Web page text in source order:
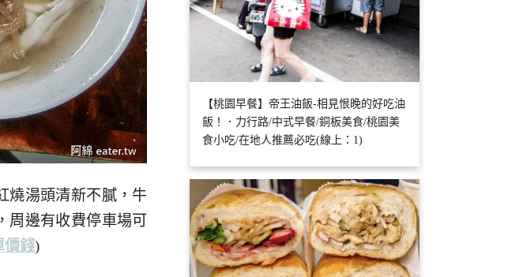
燒湯頭清新不膩，牛
周邊有收費停車場可
價錢)
【桃園早餐】帝王油飯‬-相見恨晚的好吃油
飯！．力行路/中式早餐/銅板美食/桃園美
食小吃/在地人推薦必吃(線上：1)